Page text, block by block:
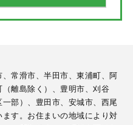
常滑市、半田市、東浦町、阿
離島除く）、豊明市、刈谷
部）、豊田市、安城市、西尾
す。お住まいの地域により対